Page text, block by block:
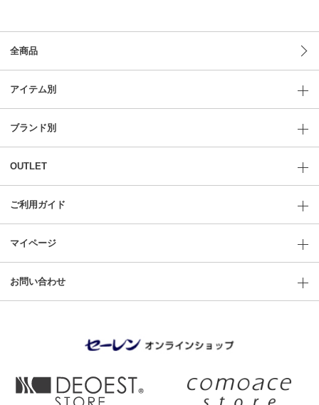
全商品
アイテム別
ブランド別
OUTLET
ご利用ガイド
マイページ
お問い合わせ